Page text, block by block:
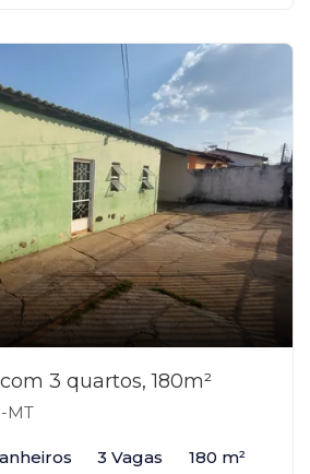
3 quartos, 180m²
MT
3 Vagas 180 m²